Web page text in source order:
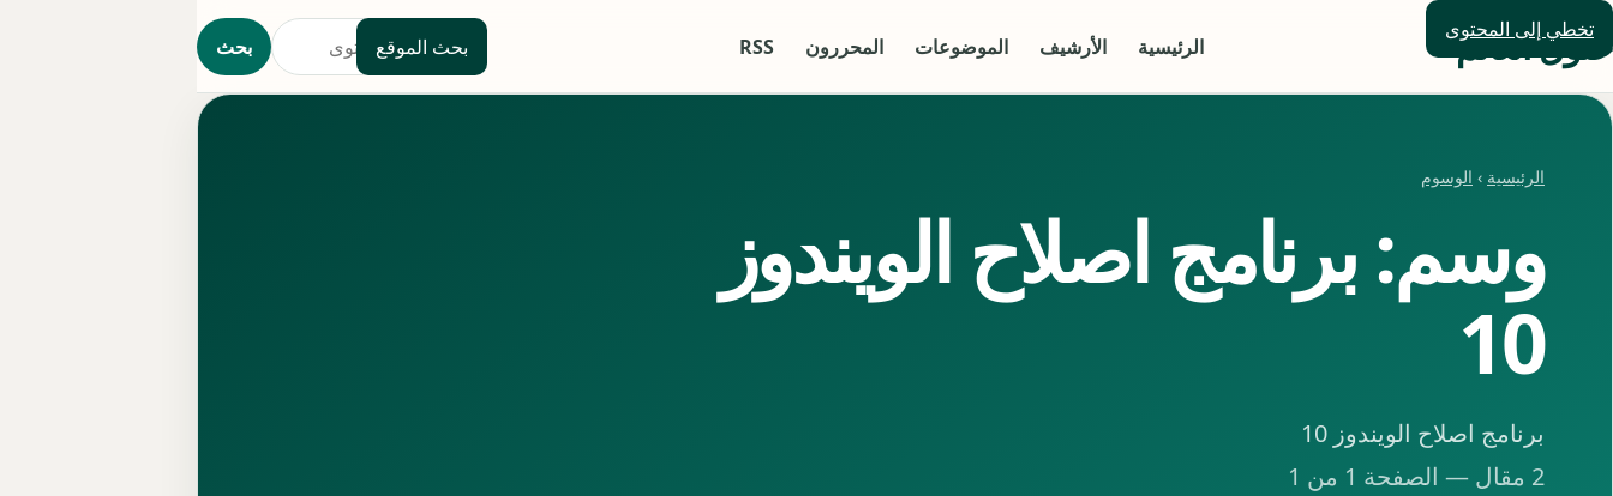
تخطي إلى المحتوى
حلول العالم الرئيسية الأرشيف الموضوعات المحررون RSS بحث الموقع بحث
الرئيسية › الوسوم
وسم: برنامج اصلاح الويندوز
10
برنامج اصلاح الويندوز 10
2 مقال — الصفحة 1 من 1